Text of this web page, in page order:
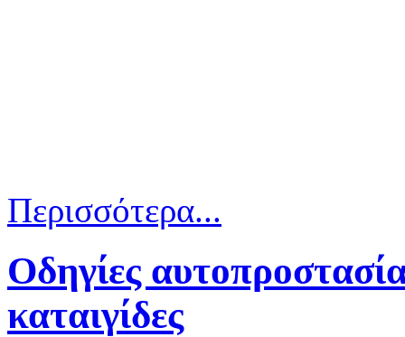
Περισσότερα...
Οδηγίες
καταιγίδες